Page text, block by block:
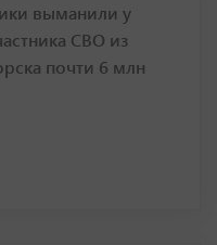
выманили у
СВО из
почти 6 млн